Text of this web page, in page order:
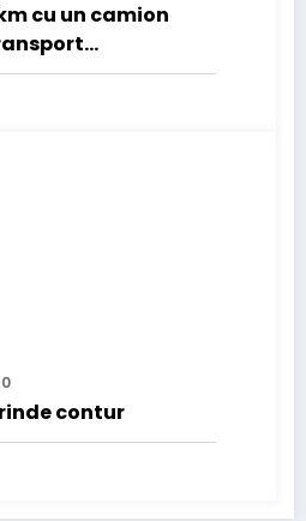
cu un camion
0
contur